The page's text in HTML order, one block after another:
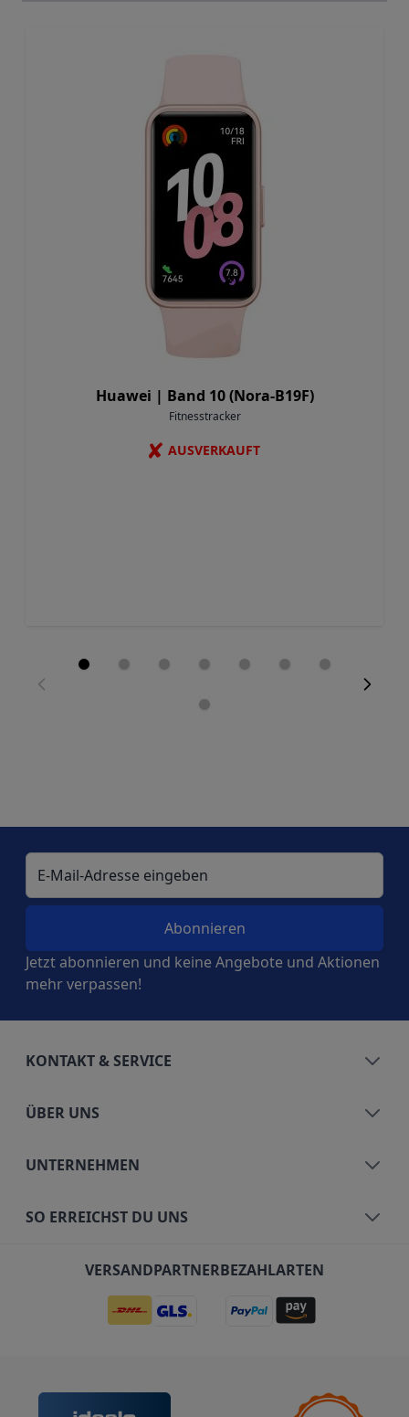
Huawei | Band 10 (Nora-B19F)
Fitnesstracker
✘ AUSVERKAUFT
E-Mail-Adresse
Jetzt abonnieren und keine Angebote und Aktionen
mehr verpassen!
KONTAKT & SERVICE
ÜBER UNS
UNTERNEHMEN
SO ERREICHST DU UNS
VERSANDPARTNERBEZAHLARTEN